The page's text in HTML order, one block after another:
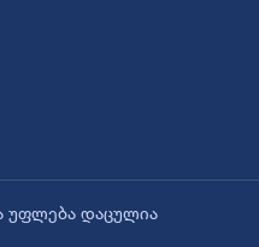
უფლება დაცულია